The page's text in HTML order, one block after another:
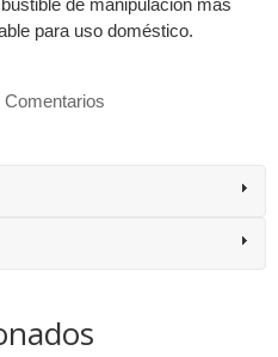
para uso doméstico.
Comentarios